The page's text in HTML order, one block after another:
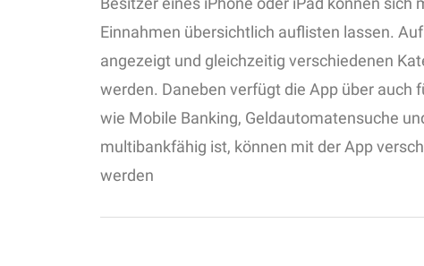
Einnahmen übersichtlich auflisten lassen.
angezeigt und gleichzeitig verschiedenen
werden. Daneben verfügt die App über auch
wie Mobile Banking, Geldautomatensuche
multibankfähig ist, können mit der App
werden